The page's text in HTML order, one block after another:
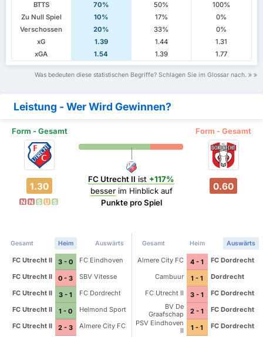
BTTS
70% 50%
100%
Zu Null Spiel
10% 17%
0%
Verschossen
20% 33%
0%
xG
1.39 1.44
1.31
xGA
1.54 1.39 1.77
Was bedeuten diese statistischen Begriffe? Schlagen Sie im Glossar nach.
Leistung - Wer Wird Gewinnen?
Form - Gesamt Form - Gesamt
1.30
N N S U S
FC Utrecht II ist +117%
besserim Hinblick auf
Punkte pro Spiel
0.60
Gesamt Heim Auswärts
FC Utrecht II 3 - 0
FC Eindhoven
FC Utrecht II
0 - 3
SBV Vitesse
FC Utrecht II
3 - 1
FC Dordrecht
FC Utrecht II
1 - 0
Helmond Sport
FC Utrecht II
2 - 3
Almere City FC
Gesamt Heim Auswärts
Almere City FC 4 - 1
FC Dordrecht
Cambuur
1 - 1
Dordrecht
FC Utrecht II
3 - 1
FC Dordrecht
BV De
Graafschap
2 - 1
FC Dordrecht
PSV Eindhoven
II
1 - 1
FC Dordrecht